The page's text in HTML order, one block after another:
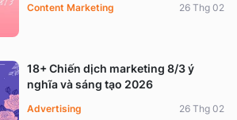
Content Marketing 26 Thg 02
18+ Chiến dịch marketing 8/3 ý
nghĩa và sáng tạo 2026
Advertising 26 Thg 02